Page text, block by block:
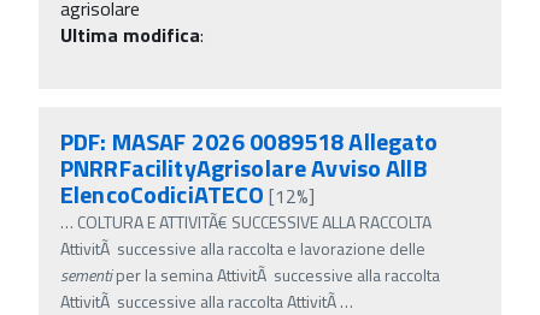
agrisolare
Ultima modifica:
PDF: MASAF 2026 0089518 Allegato
PNRRFacilityAgrisolare Avviso AllB
ElencoCodiciATECO [12%]
… COLTURA E ATTIVITÃ€ SUCCESSIVE ALLA RACCOLTA
AttivitÃ successive alla raccolta e lavorazione delle
sementiper la semina AttivitÃ successive alla raccolta
AttivitÃ successive alla raccolta AttivitÃ…